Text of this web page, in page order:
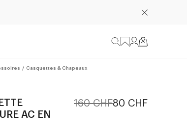
/ Casquettes & Chapeaux
AC EN
160 CHF80 CHF